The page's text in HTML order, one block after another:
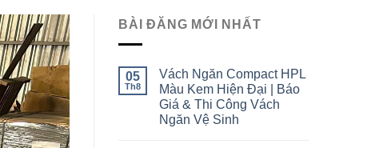
BÀI ĐĂNG MỚI NHẤT
05
Th8
Vách Ngăn Compact HPL
Màu Kem Hiện Đại | Báo
Giá & Thi Công Vách
Ngăn Vệ Sinh